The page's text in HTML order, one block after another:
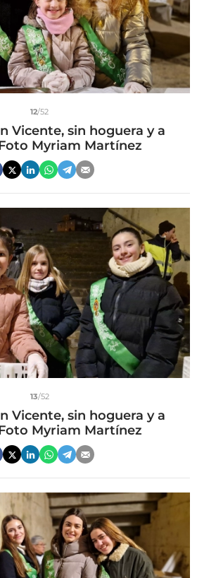
12/52
Vicente, sin hoguera y a
Myriam Martínez
13/52
Vicente, sin hoguera y a
Myriam Martínez